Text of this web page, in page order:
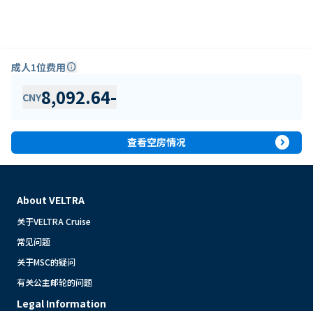
成人1位费用info
CNY8,092.64-
查看空房情况 expand_circle_right
About VELTRA
关于VELTRA Cruise
常见问题
关于MSC的疑问
有关公主邮轮的问题
Legal Information